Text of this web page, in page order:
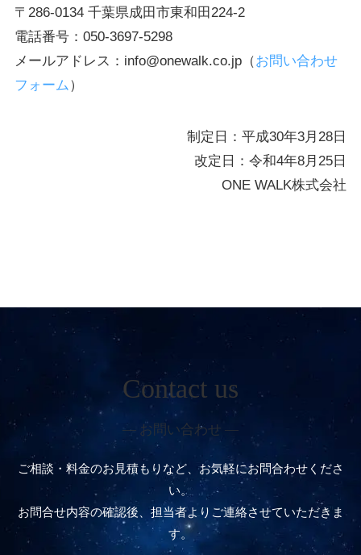
〒286-0134 千葉県成田市東和田224-2
電話番号：050-3697-5298
メールアドレス：info@onewalk.co.jp（お問い合わせ
フォーム ）
制定日：平成30年3月28日
改定日：令和4年8月25日
ONE WALK株式会社
Contact us
― お問い合わせ ―
ご相談・料金のお見積もりなど、お気軽にお問合わせくださ
い。
お問合せ内容の確認後、担当者よりご連絡させていただきま
す。